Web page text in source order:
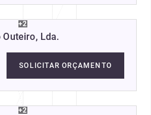
+2
Lda.
SOLICITAR ORÇAMENTO
+2